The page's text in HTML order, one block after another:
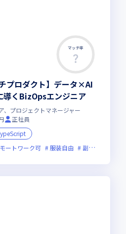
マッチ率
プロダクト】データ×AI
導くBizOpsエンジニア
、プロジェクトマネージャー
正社員
ートワーク可 服装自由 副業可